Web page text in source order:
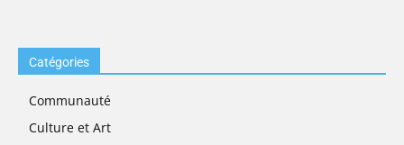
Catégories
Communauté
Culture et Art